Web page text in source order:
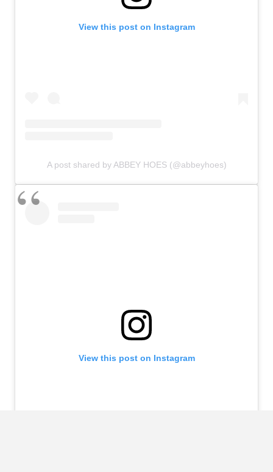
View this post on Instagram
A post shared by ABBEY HOES (@abbeyhoes)
View this post on Instagram